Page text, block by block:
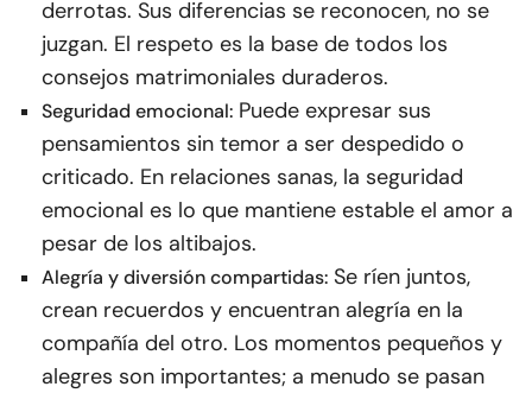
derrotas. Sus diferencias se reconocen, no se
juzgan. El respeto es la base de todos los
consejos matrimoniales duraderos.
Seguridad emocional: Puede expresar sus
pensamientos sin temor a ser despedido o
criticado. En relaciones sanas, la seguridad
emocional es lo que mantiene estable el amor a
pesar de los altibajos.
Alegría y diversión compartidas: Se ríen juntos,
crean recuerdos y encuentran alegría en la
compañía del otro. Los momentos pequeños y
alegres son importantes; a menudo se pasan